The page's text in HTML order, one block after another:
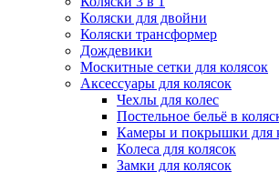
Коляски для двойни
Коляски трансформер
Дождевики
Москитные сетки для колясок
Аксессуары для колясок
Чехлы для колес
Постельное бельё в
Камеры и покрышки для
Колеса для колясок
Замки для колясок